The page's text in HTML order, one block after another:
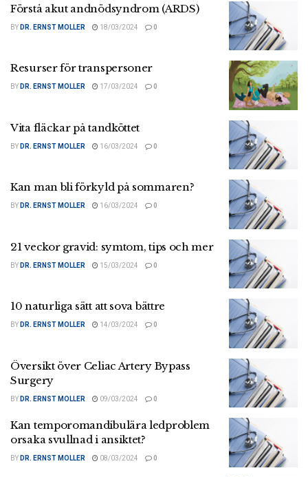
Förstå akut andnödsyndrom (ARDS)
BY DR. ERNST MOLLER 18/03/2024 0
Resurser för transpersoner
BY DR. ERNST MOLLER 17/03/2024 0
Vita fläckar på tandköttet
BY DR. ERNST MOLLER 16/03/2024 0
Kan man bli förkyld på sommaren?
BY DR. ERNST MOLLER 16/03/2024 0
21 veckor gravid: symtom, tips och mer
BY DR. ERNST MOLLER 15/03/2024 0
10 naturliga sätt att sova bättre
BY DR. ERNST MOLLER 14/03/2024 0
Översikt över Celiac Artery Bypass
Surgery
BY DR. ERNST MOLLER 09/03/2024 0
Kan temporomandibulära ledproblem
orsaka svullnad i ansiktet?
BY DR. ERNST MOLLER 08/03/2024 0